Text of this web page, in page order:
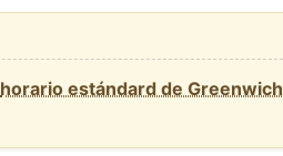
horario estándard de Greenwich